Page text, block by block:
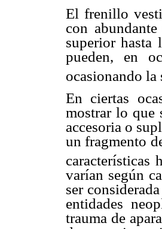
El frenillo
con
superior hasta
pueden, en
ocasionando la
En ciertas
mostrar lo que
accesoria o
un fragmento
características
varían según
ser
entidades
trauma de